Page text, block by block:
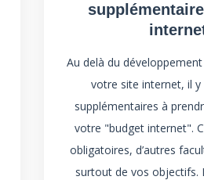
Au delà du
votre site internet, il y
supplémentaires à
votre "budget internet".
obligatoires, d’autres
surtout de vos objectifs.